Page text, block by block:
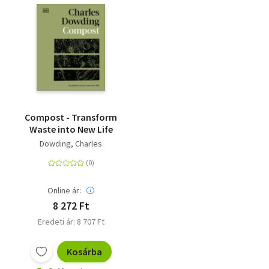
with Less Effort.<BR>
Compost - Transform
Waste into New Life
Dowding, Charles
Online ár:
8 272 Ft
Eredeti ár: 8 707 Ft
Kosárba